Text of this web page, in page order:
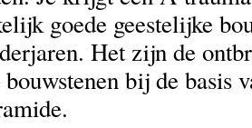
goede geestelijke
Het zijn de
bij de basis